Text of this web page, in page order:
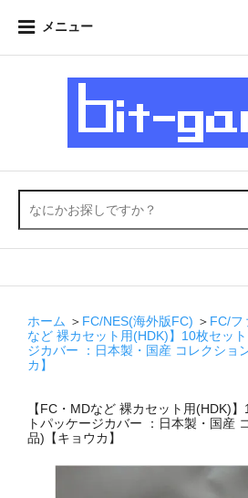
メニュー
ホーム ＞ FC/NES(海外版FC) ＞ FC/フ
など 裸カセット用(HDK)】10枚セッ
ジカバー ：日本製・国産 コレクショ
カ】
【FC・MDなど 裸カセット用(HDK)
トパッケージカバー ：日本製・国産
品)【キョウカ】